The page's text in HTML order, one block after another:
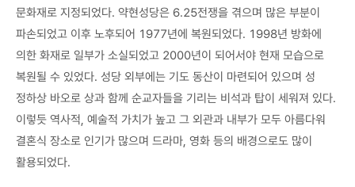
문화재로 지정되었다. 약현성당은 6.25전쟁을 겪으며 많은 부분이
파손되었고 이후 노후되어 1977년에 복원되었다. 1998년 방화에
의한 화재로 일부가 소실되었고 2000년이 되어서야 현재 모습으로
복원될 수 있었다. 성당 외부에는 기도 동산이 마련되어 있으며 성
정하상 바오로 상과 함께 순교자들을 기리는 비석과 탑이 세워져 있다.
이렇듯 역사적, 예술적 가치가 높고 그 외관과 내부가 모두 아름다워
결혼식 장소로 인기가 많으며 드라마, 영화 등의 배경으로도 많이
활용되었다.